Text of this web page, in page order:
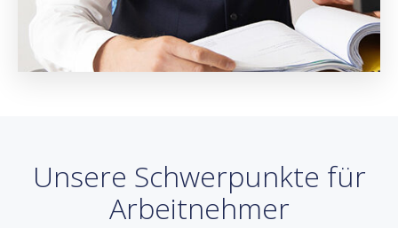
Unsere Schwerpunkte für
Arbeitnehmer